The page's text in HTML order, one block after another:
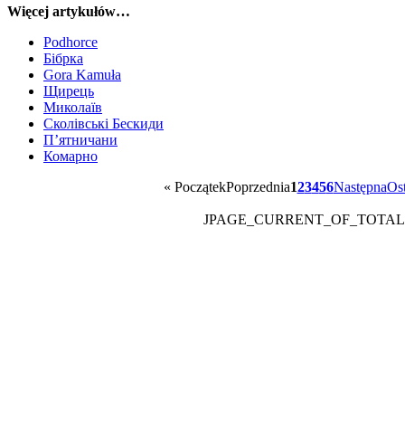
Więcej artykułów…
Podhorce
Бібрка
Gora Kamuła
Щирець
Миколаїв
Сколівські Бескиди
П’ятничани
Комарно
« PoczątekPoprzednia123456Następna
JPAGE_CURRENT_OF_TOTAL